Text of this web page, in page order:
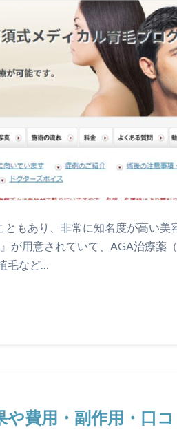
もあり、非常に知名度が高い美
が用意されていて、AGA治療薬
毛など…
費用・副作用・口コ